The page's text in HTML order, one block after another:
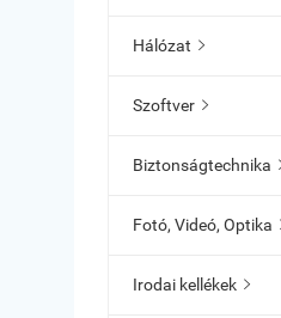
Hálózat 
Szoftver 
Biztonságtechnika
Fotó, Videó, Optika
Irodai kellékek 